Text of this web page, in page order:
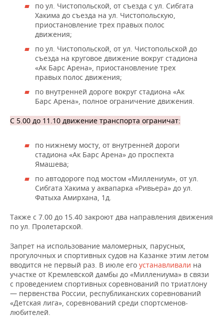
по ул. Чистопольской, от съезда с ул. Сибгата
Хакима до съезда на ул. Чистопольскую,
приостановление трех правых полос
движения;
по ул. Чистопольской, от ул. Чистопольской до
съезда на круговое движение вокруг стадиона
«Ак Барс Арена», приостановление трех
правых полос движения;
по внутренней дороге вокруг стадиона «Ак
Барс Арена», полное ограничение движения.
С 5.00 до 11.10 движение транспорта ограничат:
по нижнему мосту, от внутренней дороги
стадиона «Ак Барс Арена» до проспекта
Ямашева;
по автодороге под мостом «Миллениум», от ул.
Сибгата Хакима у аквапарка «Ривьера» до ул.
Фатыха Амирхана, 1д.
Также с 7.00 до 15.40 закроют два направления движения
по ул. Пролетарской.
Запрет на использование маломерных, парусных,
прогулочных и спортивных судов на Казанке этим летом
вводится не первый раз. В июле его устанавливали на
участке от Кремлевской дамбы до «Миллениума» в связи
с проведением спортивных соревнований по триатлону
— первенства России, республиканских соревнований
«Детская лига», соревнований среди спортсменов-
любителей.